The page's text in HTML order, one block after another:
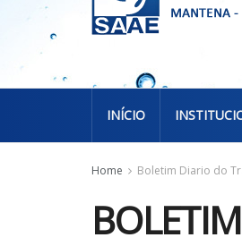
INÍCIO
Home Boletim Diario do